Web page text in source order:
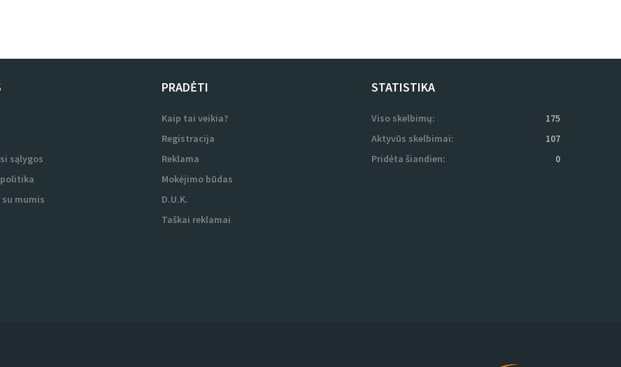
sąlygos
mumis
PRADĖTI
Kaip tai veikia?
Registracija
Reklama
Mokėjimo būdas
D.U.K.
Taškai reklamai
STATISTIKA
Viso skelbimų:
175
Aktyvūs skelbimai:
107
Pridėta šiandien:
0